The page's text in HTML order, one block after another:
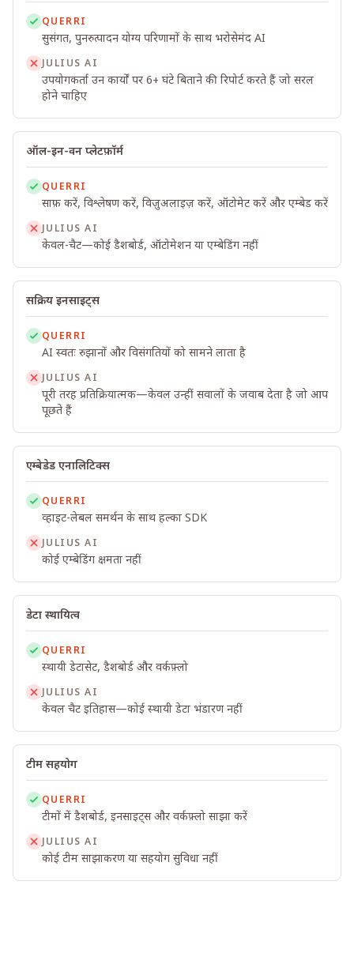
QUERRI
सुसंगत, पुनरुत्पादन योग्य परिणामों के साथ भरोसेमंद AI
JULIUS AI
उपयोगकर्ता उन कार्यों पर 6+ घंटे बिताने की रिपोर्ट करते हैं जो सरल
होने चाहिए
ऑल-इन-वन प्लेटफ़ॉर्म
QUERRI
साफ़ करें, विश्लेषण करें, विज़ुअलाइज़ करें, ऑटोमेट करें और एम्बेड करें
JULIUS AI
केवल-चैट—कोई डैशबोर्ड, ऑटोमेशन या एम्बेडिंग नहीं
सक्रिय इनसाइट्स
QUERRI
AI स्वतः रुझानों और विसंगतियों को सामने लाता है
JULIUS AI
पूरी तरह प्रतिक्रियात्मक—केवल उन्हीं सवालों के जवाब देता है जो आप
पूछते हैं
एम्बेडेड एनालिटिक्स
QUERRI
व्हाइट-लेबल समर्थन के साथ हल्का SDK
JULIUS AI
कोई एम्बेडिंग क्षमता नहीं
डेटा स्थायित्व
QUERRI
स्थायी डेटासेट, डैशबोर्ड और वर्कफ़्लो
JULIUS AI
केवल चैट इतिहास—कोई स्थायी डेटा भंडारण नहीं
टीम सहयोग
QUERRI
टीमों में डैशबोर्ड, इनसाइट्स और वर्कफ़्लो साझा करें
JULIUS AI
कोई टीम साझाकरण या सहयोग सुविधा नहीं